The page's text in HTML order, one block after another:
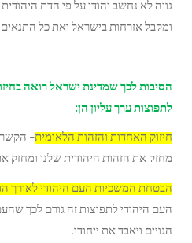
גויה לא נחשב יהודי על פי הדת
ומקבל אזרחות בישראל ואת כל
הסיבות לכך שמדינת ישראל רואה
לתפוצות ערך עליון הן:
חיזוק האחדות והזהות הלאומית– הקשר
מחזק את הזהות היהודית שלנו ומחזק
הבטחת המשכיות העם היהודי לאורך
העם היהודי לתפוצות זה גורם לכך
הגויים ויאבד את ייחודו.